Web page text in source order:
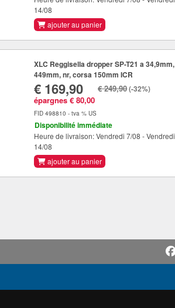
14/08
ajouter au panier
XLC Reggisella dropper SP-T21 a 34,9mm,
449mm, nr, corsa 150mm ICR
€ 169,90
épargnes € 80,00
€ 249,90(-32%)
FID 498810 - tva % US
Disponibilité immédiate
Heure de livraison: Vendredi 7/08 - Vendredi
14/08
ajouter au panier